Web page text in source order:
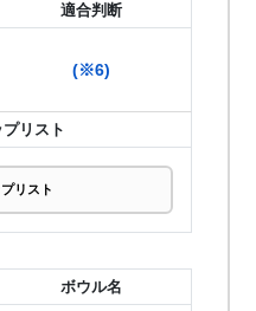
適合判断
(※6)
リスト
リスト
ボウル名